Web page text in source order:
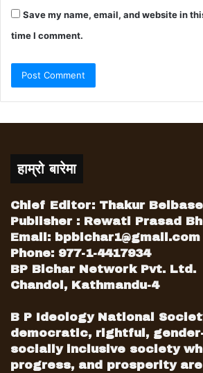
Save my name, email, and website in
time I comment.
हाम्रो बारेमा
Chief Editor: Thakur Belbase
Publisher : Rewati Prasad
Email: bpbichar1@gmail.com
Phone: 977-1-4417934
BP Bichar Network Pvt. Ltd.
Chandol, Kathmandu-4
B P Ideology National
democratic, rightful,
socially inclusive society
progress, and prosperity